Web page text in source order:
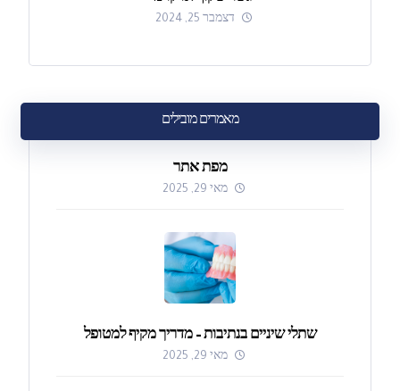
דצמבר 25, 2024
מאמרים מובילים
מפת אתר
מאי 29, 2025
שתלי שיניים בנתיבות – מדריך מקיף למטופל
מאי 29, 2025